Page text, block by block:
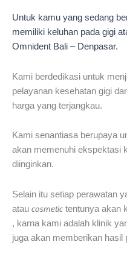
Untuk kamu yang sedang
memiliki keluhan pada gigi
Omnident Bali – Denpasar.
Kami berdedikasi untuk
pelayanan kesehatan gigi
harga yang terjangkau.
Kami senantiasa berupaya
akan memenuhi ekspektasi
diinginkan.
Selain itu setiap perawatan
atau cosmetic tentunya akan
, karna kami adalah klinik
juga akan memberikan hasil